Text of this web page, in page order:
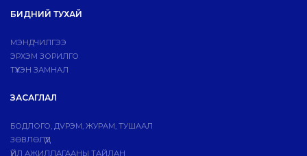
БИДНИЙ ТУХАЙ
МЭНДЧИЛГЭЭ
ЭРХЭМ ЗОРИЛГО
ТҮҮХЭН ЗАМНАЛ
ЗАСАГЛАЛ
БОДЛОГО, ДVРЭМ, ЖУРАМ, ТУШААЛ
ЗӨВЛӨЛҮҮД
ҮЙЛ АЖИЛЛАГААНЫ ТАЙЛАН